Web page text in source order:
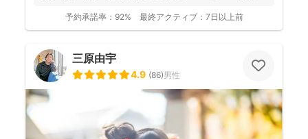
予約承諾率： 92% 最終アクティブ： 7日以上前
三原由宇
4.9 (86)男性